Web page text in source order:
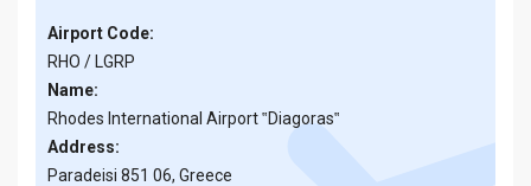
Airport Code:
RHO / LGRP
Name:
Rhodes International Airport ‟Diagoras‟
Address:
Paradeisi 851 06, Greece